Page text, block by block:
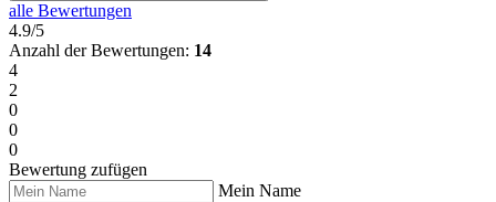
alle Bewertungen
4.9/5
Anzahl der Bewertungen: 14
4
2
0
0
0
Bewertung zufügen
Mein Name